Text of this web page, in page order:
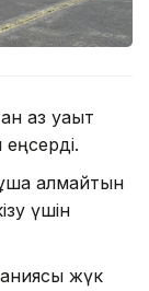
аз уақыт
ұша алмайтын
үшін
жүк